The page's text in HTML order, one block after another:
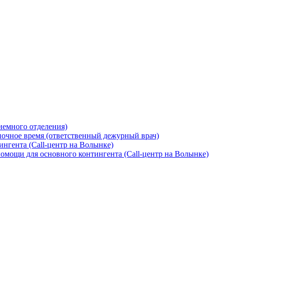
отделения)
время (ответственный дежурный врач)
(Call-центр на Волынке)
для основного контингента (Call-центр на Волынке)